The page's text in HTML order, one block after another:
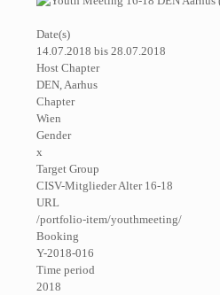
Date(s)
14.07.2018 bis 28.07.2018
Host Chapter
DEN, Aarhus
Chapter
Wien
Gender
x
Target Group
CISV-Mitglieder Alter 16-18
URL
/portfolio-item/youthmeeting/
Booking
Y-2018-016
Time period
2018